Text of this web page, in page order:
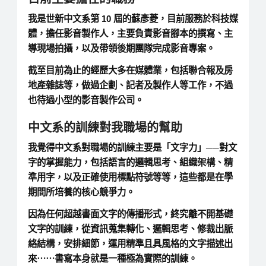
我是世新中文系第 10 屆的蘇彥菱，目前服務於科技媒
體，擔任影音製作人，主要負責影音腳本的撰寫、主
導現場拍攝，以及帶領後期團隊完成影音專案。
截至目前為止的經歷大多在媒體業，包括聯合報及房
地產雜誌等，做過企劃、記者及製作人等工作，不過
也待過小型的影音製作公司。
中文系的訓練對我職場的幫助
我覺得中文系對職場的訓練主要是「文字力」──對文
字的掌握能力，包括語言的邏輯思考、組織架構、精
準用字，以及正確使用標點符號等等，這些都是在學
期間所培養的核心競爭力。
因為任何超越書面文字的傳播形式，終究離不開基礎
文字的訓練，從資訊蒐集轉化、邏輯思考、修裁出脈
絡結構，安排細節，運用精準且具風格的文字描述出
來⋯⋯書寫本身就是一種極為實際的訓練。